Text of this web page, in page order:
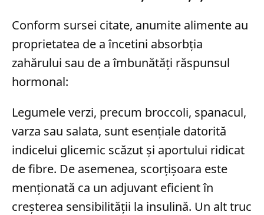
Conform sursei citate, anumite alimente au
proprietatea de a încetini absorbția
zahărului sau de a îmbunătăți răspunsul
hormonal:
Legumele verzi, precum broccoli, spanacul,
varza sau salata, sunt esențiale datorită
indicelui glicemic scăzut și aportului ridicat
de fibre. De asemenea, scorțișoara este
menționată ca un adjuvant eficient în
creșterea sensibilității la insulină. Un alt truc